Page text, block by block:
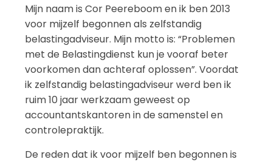
Mijn naam is Cor Peereboom en ik ben 2013
voor mijzelf begonnen als zelfstandig
belastingadviseur. Mijn motto is: “Problemen
met de Belastingdienst kun je vooraf beter
voorkomen dan achteraf oplossen”. Voordat
ik zelfstandig belastingadviseur werd ben ik
ruim 10 jaar werkzaam geweest op
accountantskantoren in de samenstel en
controlepraktijk.
De reden dat ik voor mijzelf ben begonnen is